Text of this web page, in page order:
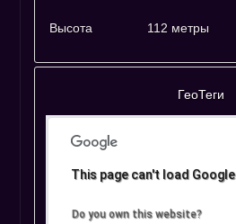
Высота 112 метры
ГеоТеги
This page can't load
Do you own this website?